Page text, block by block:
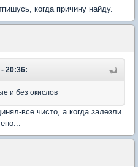
когда причину найду.
20:36:
и без окислов
все чисто, а когда залезли